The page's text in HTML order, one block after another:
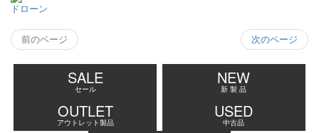
ドローン
前のページ 次のページ
SALE
セール
NEW
新 製 品
OUTLET
アウトレット製品
USED
中古品